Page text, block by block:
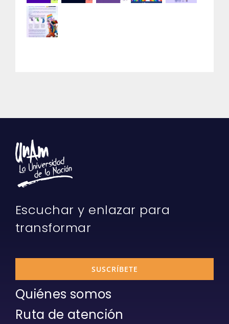
Escuchar y enlazar para
transformar
SUSCRÍBETE
Quiénes somos
Ruta de atención